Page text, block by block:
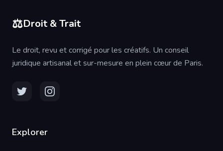
⚖️Droit & Trait
Le droit, revu et corrigé pour les créatifs. Un conseil
juridique artisanal et sur-mesure en plein cœur de Paris.
Explorer